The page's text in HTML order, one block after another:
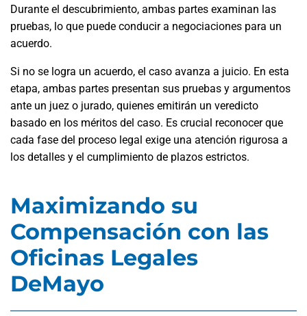
Durante el descubrimiento, ambas partes examinan las
pruebas, lo que puede conducir a negociaciones para un
acuerdo.
Si no se logra un acuerdo, el caso avanza a juicio. En esta
etapa, ambas partes presentan sus pruebas y argumentos
ante un juez o jurado, quienes emitirán un veredicto
basado en los méritos del caso. Es crucial reconocer que
cada fase del proceso legal exige una atención rigurosa a
los detalles y el cumplimiento de plazos estrictos.
Maximizando su
Compensación con las
Oficinas Legales
DeMayo